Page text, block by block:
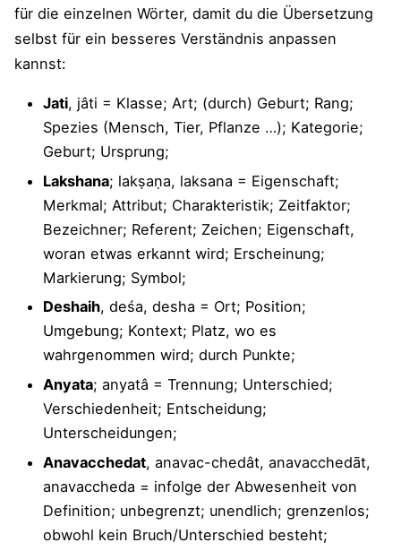
für die einzelnen Wörter, damit du die Übersetzung
selbst für ein besseres Verständnis anpassen
kannst:
Jati, jâti = Klasse; Art; (durch) Geburt; Rang;
Spezies (Mensch, Tier, Pflanze …); Kategorie;
Geburt; Ursprung;
Lakshana; lakṣaṇa, laksana = Eigenschaft;
Merkmal; Attribut; Charakteristik; Zeitfaktor;
Bezeichner; Referent; Zeichen; Eigenschaft,
woran etwas erkannt wird; Erscheinung;
Markierung; Symbol;
Deshaih, deśa, desha = Ort; Position;
Umgebung; Kontext; Platz, wo es
wahrgenommen wird; durch Punkte;
Anyata; anyatâ = Trennung; Unterschied;
Verschiedenheit; Entscheidung;
Unterscheidungen;
Anavacchedat, anavac-chedât, anavacchedāt,
anavaccheda = infolge der Abwesenheit von
Definition; unbegrenzt; unendlich; grenzenlos;
obwohl kein Bruch/Unterschied besteht;